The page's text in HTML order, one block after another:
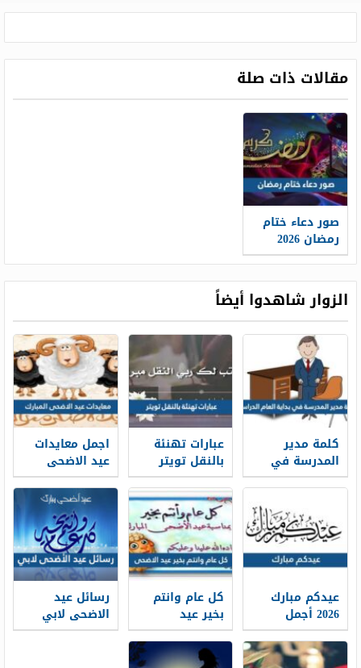
مقالات ذات صلة
صور دعاء ختام
رمضان 2026
ودعاء ختم
الزوار شاهدوا أيضاً
كلمة مدير
المدرسة في
بداية العام
الدراسي 1448
جاهزة للطباعة
عبارات تهنئة
بالنقل تويتر
1448 بالصور
اجمل معايدات
عيد الاضحى
المبارك 2026-
1448
عيدكم مبارك
2026 أجمل
كلمات وعبارات
وصور تهنئة
كل عام وانتم
بخير عيد
الاضحى 2026 ،
أجمل معايدات
رسائل عيد
الاضحى لابي
2026 … اجمل